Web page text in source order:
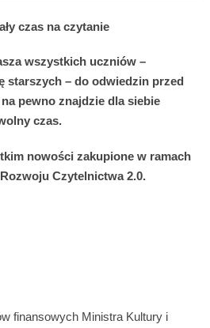
czas na czytanie
wszystkich uczniów –
starszych – do odwiedzin przed
pewno znajdzie dla siebie
czas.
nowości zakupione w ramach
Czytelnictwa 2.0.
finansowych Ministra Kultury i